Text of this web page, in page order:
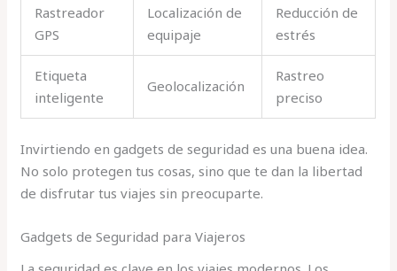
Rastreador
GPS
Localización de
equipaje
Reducción de
estrés
Etiqueta
inteligente
Geolocalización
Rastreo
preciso
Invirtiendo en gadgets de seguridad es una buena idea.
No solo protegen tus cosas, sino que te dan la libertad
de disfrutar tus viajes sin preocuparte.
Gadgets de Seguridad para Viajeros